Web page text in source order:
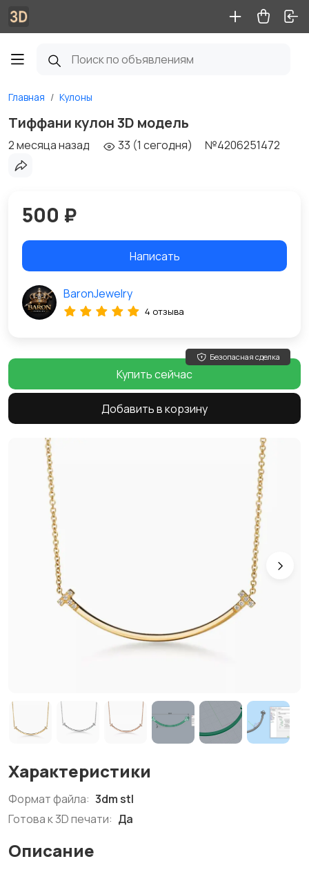
Главная Кулоны
Тиффани кулон 3D модель
2 месяца назад 33 (1 сегодня) №4206251472
Характеристики
Формат файла: 3dm stl
Готова к 3D печати: Да
Описание
500 ₽
Написать
BaronJewelry
4 отзыва
Безопасная сделка
Купить сейчас
Добавить в корзину